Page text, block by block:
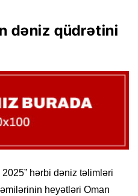
dəniz qüdrətini
hərbi dəniz təlimləri
heyətləri Oman